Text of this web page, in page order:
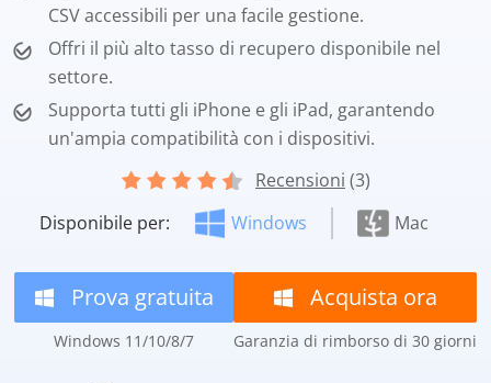
CSV accessibili per una facile gestione.
Offri il più alto tasso di recupero disponibile nel
settore.
Supporta tutti gli iPhone e gli iPad, garantendo
un'ampia compatibilità con i dispositivi.
Recensioni (3)
Disponibile per:
Windows Mac
Prova gratuita
Windows 11/10/8/7
Acquista ora
Garanzia di rimborso di 30 giorni